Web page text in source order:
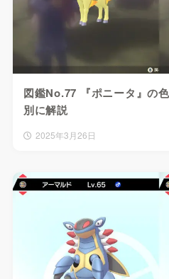
図鑑No.77 『ポニータ』の
別に解説
2025年3月26日